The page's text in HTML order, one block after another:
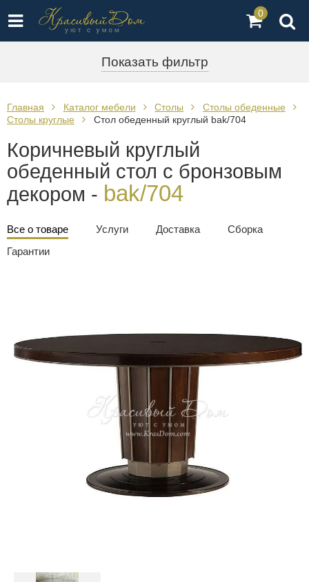
0
Показать фильтр
Главная Каталог мебели Столы
Столы обеденные
Столы круглые
Стол обеденный круглый bak/704
Коричневый круглый
обеденный стол с бронзовым
декором - bak/704
Все о товаре Услуги Доставка
Сборка
Гарантии